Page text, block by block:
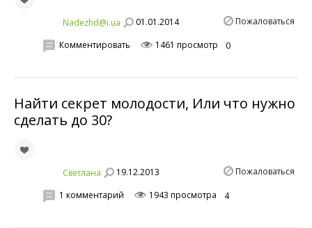
Nadezhd@i.ua 01.01.2014 Пожаловаться
Комментировать 1461 просмотр 0
Найти секрет молодости, Или что нужно
сделать до 30?
Светланa 19.12.2013 Пожаловаться
1 комментарий 1943 просмотра 4